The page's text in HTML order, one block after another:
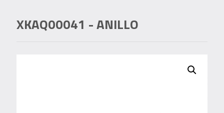
XKAQ00041 - ANILLO